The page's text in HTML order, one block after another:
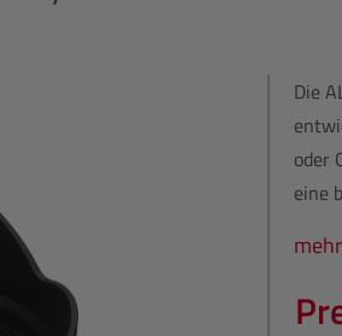
Die
oder
eine